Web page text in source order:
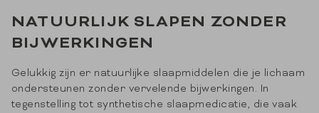
NATUURLIJK SLAPEN ZONDER
BIJWERKINGEN
Gelukkig zijn er natuurlijke slaapmiddelen die je lichaam
ondersteunen zonder vervelende bijwerkingen. In
tegenstelling tot synthetische slaapmedicatie, die vaak